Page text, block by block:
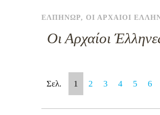
ΕΛΠΗΝΩΡ, ΟΙ ΑΡΧΑΙΟΙ
Οι Αρχαίοι
Σελ. 1 2 3 4 5 6